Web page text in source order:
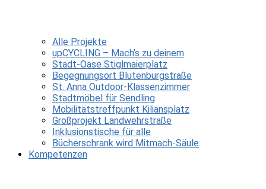
Alle Projekte
upCYCLING – Mach’s zu deinem
Stadt-Oase Stiglmaierplatz
Begegnungsort Blutenburgstraße
St. Anna Outdoor-Klassenzimmer
Stadtmöbel für Sendling
Mobilitätstreffpunkt Kiliansplatz
Großprojekt Landwehrstraße
Inklusionstische für alle
Bücherschrank wird Mitmach-Säule
Kompetenzen